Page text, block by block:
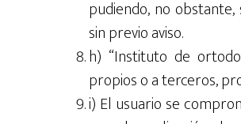
pudiendo, no
sin previo aviso.
h) “Instituto de
propios o a terceros,
i) El usuario se